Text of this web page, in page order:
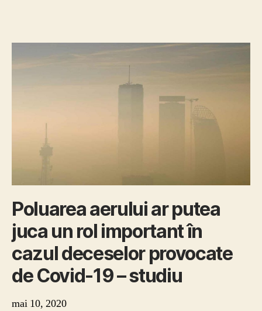
Poluarea aerului ar putea
juca un rol important în
cazul deceselor provocate
de Covid-19 – studiu
mai 10, 2020